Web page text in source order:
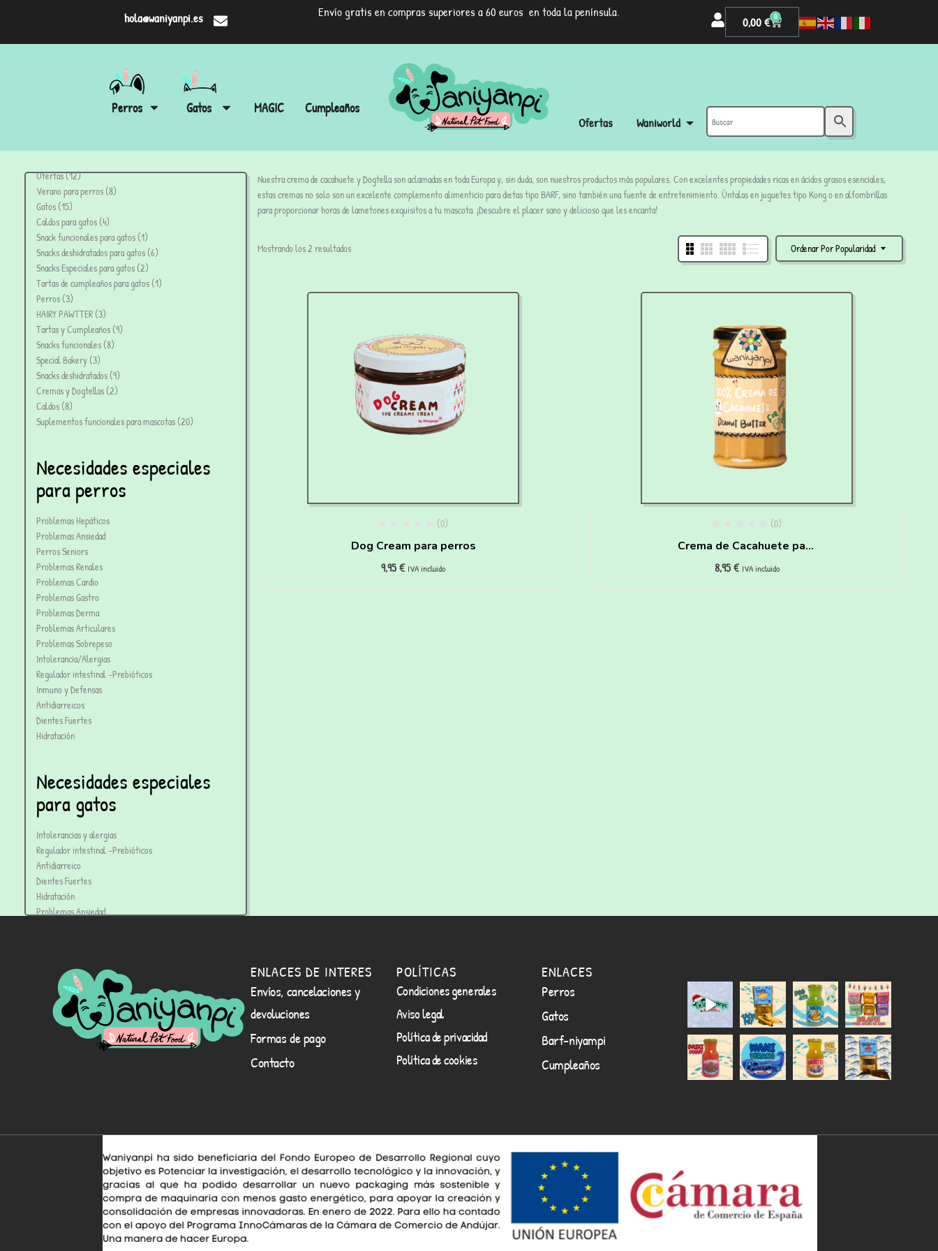
hola@waniyanpi.es Envío gratis en compras superiores a 60 euros en toda la península.
0,00€ 0
Perros Gatos MAGIC Cumpleaños
Ofertas Waniworld
Ofertas 12
Verano para perros 8
Gatos 15
Caldos para gatos 4
Snack funcionales para gatos 1
Snacks deshidratados para gatos 6
Snacks Especiales para gatos 2
Tartas de cumpleaños para gatos 1
Perros 3
HAIRY PAWTTER 3
Tartas y Cumpleaños 9
Snacks funcionales 8
Special Bakery 3
Snacks deshidratados 9
Cremas y Dogtellas 2
Caldos 8
Suplementos funcionales para mascotas 20
Necesidades especiales
para perros
Problemas Hepáticos
Problemas Ansiedad
Perros Seniors
Problemas Renales
Problemas Cardio
Problemas Gastro
Problemas Derma
Problemas Articulares
Problemas Sobrepeso
Intolerancia/Alergias
Regulador intestinal -Prebióticos
Inmuno y Defensas
Antidiarreicos
Dientes Fuertes
Hidratación
Necesidades especiales
para gatos
Intolerancias y alergias
Regulador intestinal -Prebióticos
Antidiarreico
Dientes Fuertes
Hidratación
Problemas Ansiedad
Nuestra crema de cacahuete y Dogtella son aclamadas en toda Europa y, sin duda, son nuestros productos más populares. Con excelentes propiedades ricas en ácidos grasos esenciales,
estas cremas no solo son un excelente complemento alimenticio para dietas tipo BARF, sino también una fuente de entretenimiento. Úntalas en juguetes tipo Kong o en alfombrillas
para proporcionar horas de lametones exquisitos a tu mascota. ¡Descubre el placer sano y delicioso que les encanta!
Ordenar Por Popularidad
Mostrando los 2 resultados
(0)
Dog Cream para perros
9,95€ IVA incluido
(0)
Crema de Cacahuete para
perros
8,95€ IVA incluido
ENLACES DE INTERES
Envíos, cancelaciones y
devoluciones
Formas de pago
Contacto
POLÍTICAS
Condiciones generales
Aviso legal
Política de privacidad
Política de cookies
ENLACES
Perros
Gatos
Barf-niyampi
Cumpleaños